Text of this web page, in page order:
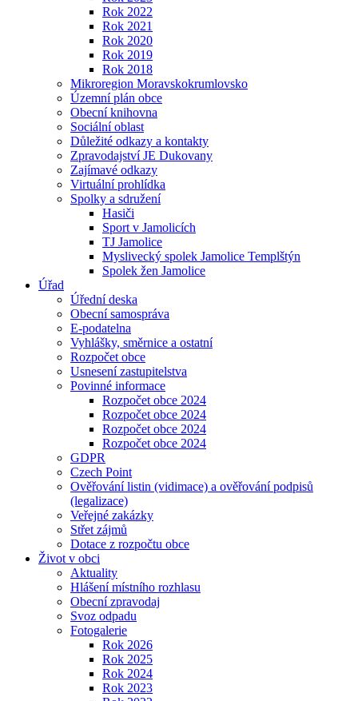
Rok 2022
Rok 2021
Rok 2020
Rok 2019
Rok 2018
Mikroregion Moravskokrumlovsko
Územní plán obce
Obecní knihovna
Sociální oblast
Důležité odkazy a kontakty
Zpravodajství JE Dukovany
Zajímavé odkazy
Virtuální prohlídka
Spolky a sdružení
Hasiči
Sport v Jamolicích
TJ Jamolice
Myslivecký spolek Jamolice Templštýn
Spolek žen Jamolice
Úřad
Úřední deska
Obecní samospráva
E-podatelna
Vyhlášky, směrnice a ostatní
Rozpočet obce
Usnesení zastupitelstva
Povinné informace
Rozpočet obce 2024
Rozpočet obce 2024
Rozpočet obce 2024
Rozpočet obce 2024
GDPR
Czech Point
Ověřování listin (vidimace) a ověřování podpisů
(legalizace)
Veřejné zakázky
Střet zájmů
Dotace z rozpočtu obce
Život v obci
Aktuality
Hlášení místního rozhlasu
Obecní zpravodaj
Svoz odpadu
Fotogalerie
Rok 2026
Rok 2025
Rok 2024
Rok 2023